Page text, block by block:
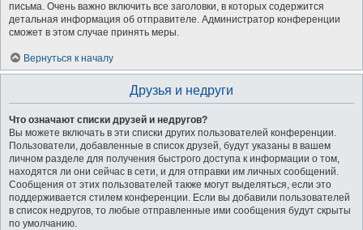
письма. Очень важно включить все заголовки, в которых содержится
детальная информация об отправителе. Администратор конференции
сможет в этом случае принять меры.
Вернуться к началу
Друзья и недруги
Что означают списки друзей и недругов?
Вы можете включать в эти списки других пользователей конференции.
Пользователи, добавленные в список друзей, будут указаны в вашем
личном разделе для получения быстрого доступа к информации о том,
находятся ли они сейчас в сети, и для отправки им личных сообщений.
Сообщения от этих пользователей также могут выделяться, если это
поддерживается стилем конференции. Если вы добавили пользователей
в список недругов, то любые отправленные ими сообщения будут скрыты
по умолчанию.